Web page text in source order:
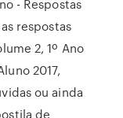
- Respostas
respostas
2, 1º Ano
2017,
ou ainda
de